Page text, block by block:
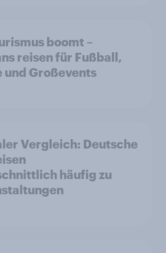
boomt –
reisen für Fußball,
und Großevents
Vergleich: Deutsche
häufig zu